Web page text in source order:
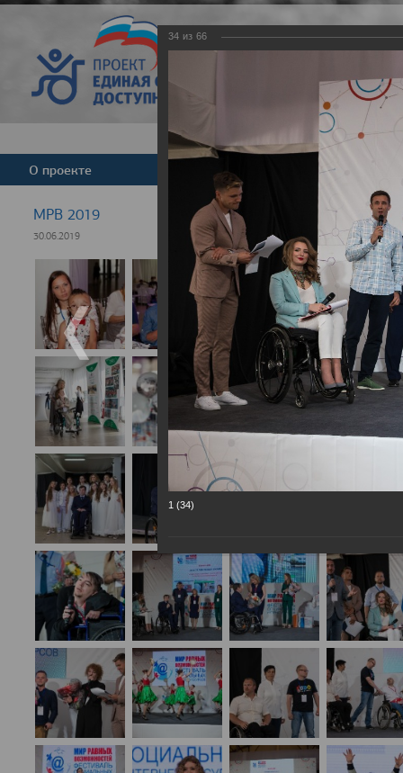
Версия для
О проекте Новости
МРВ 2019
30.06.2019
34 из 66
1 (34)